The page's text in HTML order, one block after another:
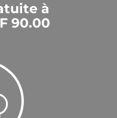
à
90.00